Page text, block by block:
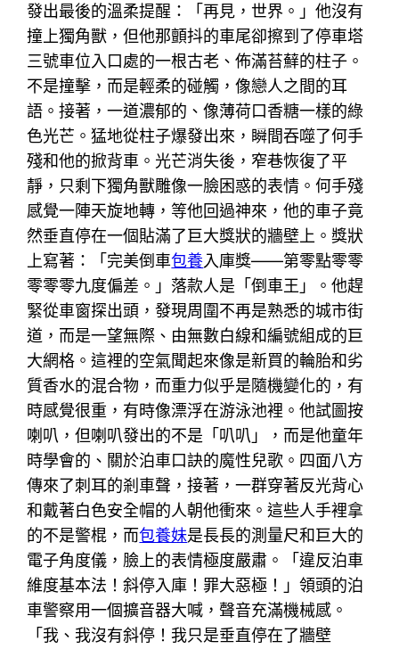
發出最後的溫柔提醒：「再見，世界。」他沒有
撞上獨角獸，但他那顫抖的車尾卻擦到了停車塔
三號車位入口處的一根古老、佈滿苔蘚的柱子。
不是撞擊，而是輕柔的碰觸，像戀人之間的耳
語。接著，一道濃郁的、像薄荷口香糖一樣的綠
色光芒。猛地從柱子爆發出來，瞬間吞噬了何手
殘和他的掀背車。光芒消失後，窄巷恢復了平
靜，只剩下獨角獸雕像一臉困惑的表情。何手殘
感覺一陣天旋地轉，等他回過神來，他的車子竟
然垂直停在一個貼滿了巨大獎狀的牆壁上。獎狀
上寫著：「完美倒車包養入庫獎——第零點零零
零零零九度偏差。」落款人是「倒車王」。他趕
緊從車窗探出頭，發現周圍不再是熟悉的城市街
道，而是一望無際、由無數白線和編號組成的巨
大網格。這裡的空氣聞起來像是新買的輪胎和劣
質香水的混合物，而重力似乎是隨機變化的，有
時感覺很重，有時像漂浮在游泳池裡。他試圖按
喇叭，但喇叭發出的不是「叭叭」，而是他童年
時學會的、關於泊車口訣的魔性兒歌。四面八方
傳來了刺耳的剎車聲，接著，一群穿著反光背心
和戴著白色安全帽的人朝他衝來。這些人手裡拿
的不是警棍，而包養妹是長長的測量尺和巨大的
電子角度儀，臉上的表情極度嚴肅。「違反泊車
維度基本法！斜停入庫！罪大惡極！」領頭的泊
車警察用一個擴音器大喊，聲音充滿機械感。
「我、我沒有斜停！我只是垂直停在了牆壁